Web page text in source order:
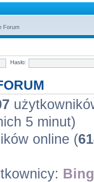
Forum
Hasło:
5 minut)
online (